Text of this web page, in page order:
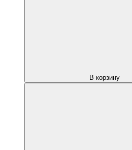
В корзину